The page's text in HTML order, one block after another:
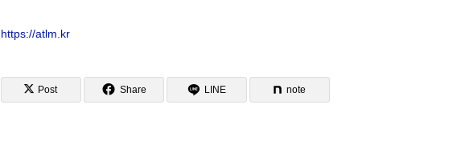
https://atlm.kr
Post Share LINE note